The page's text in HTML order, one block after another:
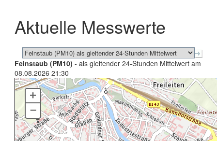
schließen
Aktuelle Messwerte
Feinstaub (PM10) - als gleitender 24-Stunden Mittelwert am
08.08.2026 21:30
+
–